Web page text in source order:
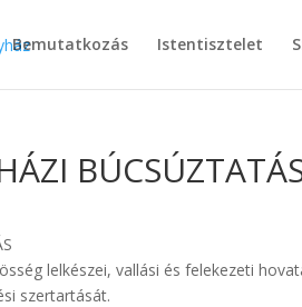
Bemutatkozás Istentisztelet
lelkészei, vallási és felekezeti
szertartását.